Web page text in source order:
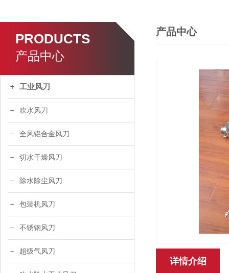
PRODUCTS
产品中心
工业风刀
吹水风刀
全风铝合金风刀
切水干燥风刀
除水除尘风刀
包装机风刀
不锈钢风刀
超级气风刀
产品中心
详情介绍